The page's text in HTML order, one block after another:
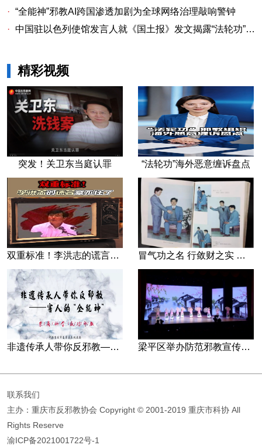
· “全能神”邪教AI跨国渗透加剧为全球网络治理敲响警钟
· 中国驻以色列使馆发言人就《国土报》发文揭露“法轮功”邪教本质答记者问
精彩视频
突发！关卫东当庭认罪 “法轮功”海外恶意缠诉盘点
双重标准！李洪志的谎言藏不住了 冒气功之名 行敛财之实 张宏堡义女“小倩”团伙覆灭记
非遗传承人带你反邪教—害人的“全能神” 梁平区举办防范邪教宣传专场文艺演出
联系我们
主办：重庆市反邪教协会 Copyright © 2001-2019 重庆市科协 All
Rights Reserve
渝ICP备2021001722号-1